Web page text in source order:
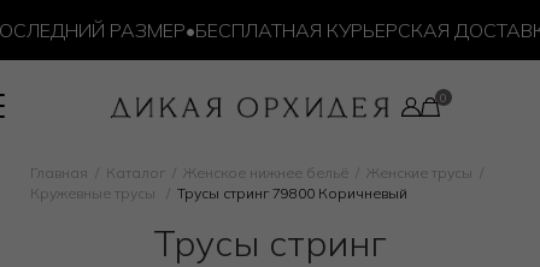
РАЗМЕР•БЕСПЛАТНАЯ КУРЬЕРСКАЯ ДОСТАВКА
Главная Каталог Женское нижнее бельё
Женские трусы
Кружевные трусы
Трусы стринг 79800 Коричневый
Трусы стринг